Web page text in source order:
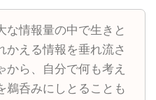
な情報量の中で生きと
かえる情報を垂れ流さ
から、自分で何も考え
鵜呑みにしとることも